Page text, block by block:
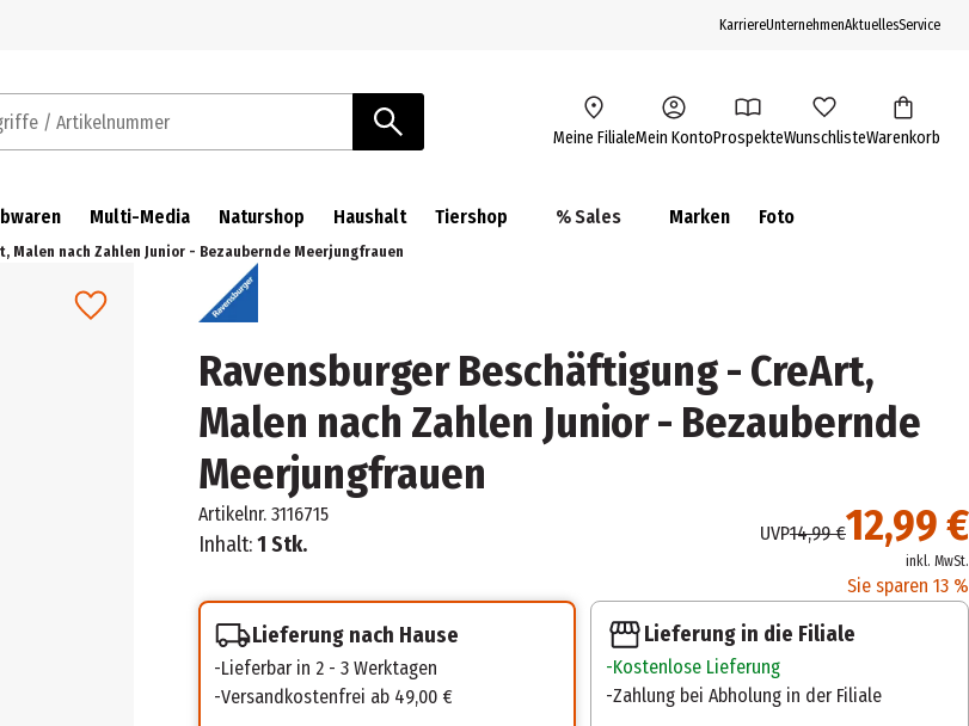
KarriereUnternehmenAktuellesService
/ Artikelnummer Meine FilialeMein KontoProspekteWunschlisteWarenkorb
Multi-Media Naturshop Haushalt Tiershop % Sales Marken Foto
Malen nach Zahlen Junior - Bezaubernde Meerjungfrauen
Ravensburger Beschäftigung - CreArt,
Malen nach Zahlen Junior - Bezaubernde
Meerjungfrauen
Artikelnr. 3116715
Inhalt:1 Stk. 12,99 €
UVP14,99 €
inkl. MwSt.
Sie sparen 13 %
Lieferung nach Hause
Lieferbar in 2 - 3 Werktagen
Versandkostenfrei ab 49,00 €
Lieferung in die Filiale
Kostenlose Lieferung
Zahlung bei Abholung in der Filiale